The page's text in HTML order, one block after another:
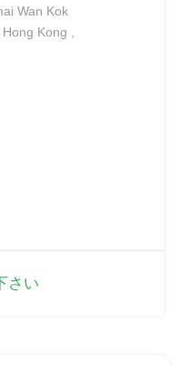
Wan Kok
Kong ,
さい